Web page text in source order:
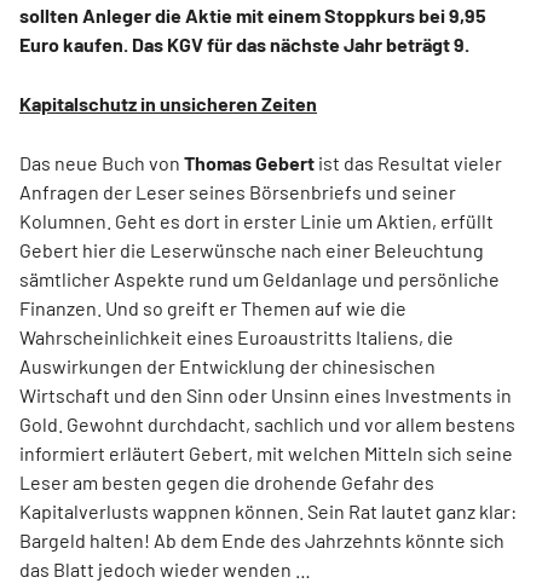
sollten Anleger die Aktie mit einem Stoppkurs bei 9,95
Euro kaufen. Das KGV für das nächste Jahr beträgt 9.
Kapitalschutz in unsicheren Zeiten
Das neue Buch von Thomas Gebert ist das Resultat vieler
Anfragen der Leser seines Börsenbriefs und seiner
Kolumnen. Geht es dort in erster Linie um Aktien, erfüllt
Gebert hier die Leserwünsche nach einer Beleuchtung
sämtlicher Aspekte rund um Geldanlage und persönliche
Finanzen. Und so greift er Themen auf wie die
Wahrscheinlichkeit eines Euroaustritts Italiens, die
Auswirkungen der Entwicklung der chinesischen
Wirtschaft und den Sinn oder Unsinn eines Investments in
Gold. Gewohnt durchdacht, sachlich und vor allem bestens
informiert erläutert Gebert, mit welchen Mitteln sich seine
Leser am besten gegen die drohende Gefahr des
Kapitalverlusts wappnen können. Sein Rat lautet ganz klar:
Bargeld halten! Ab dem Ende des Jahrzehnts könnte sich
das Blatt jedoch wieder wenden …